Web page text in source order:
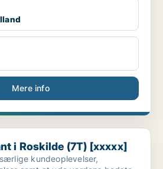
Mere info
(7T) [xxxxx]
i Roskilde (7T) [xxxxx]
kundeoplevelser,